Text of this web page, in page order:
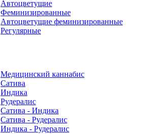
Автоцветущие
Феминизированные
Автоцветущие феминизированные
Регулярные
Медицинский каннабис
Сатива
Индика
Рудералис
Сатива - Индика
Сатива - Рудералис
Индика - Рудералис